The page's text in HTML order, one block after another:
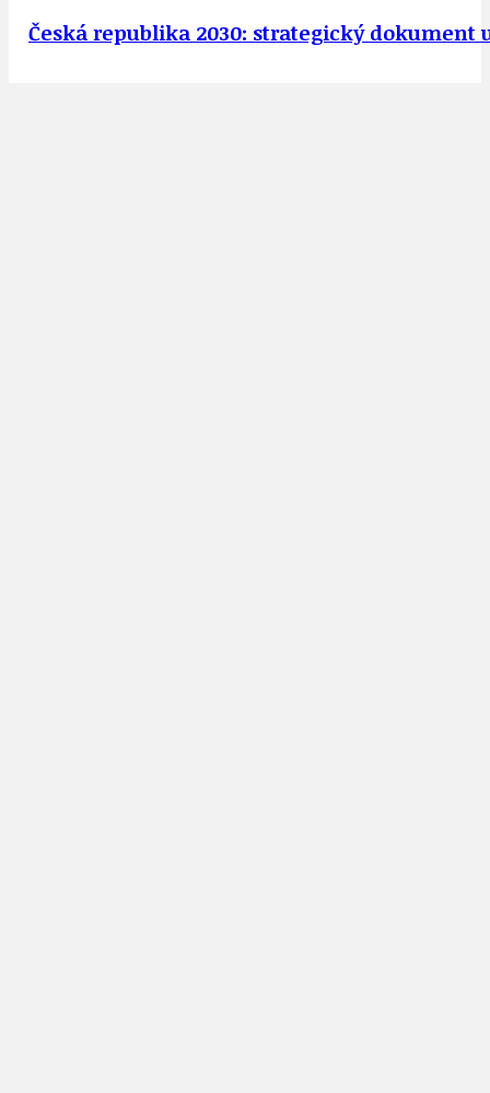
Česká republika 2030: strategický dokument